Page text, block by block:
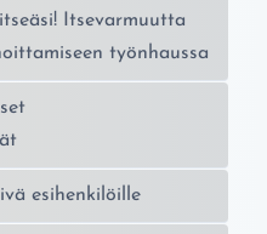
Itsevarmuutta
työnhaussa
esihenkilöille